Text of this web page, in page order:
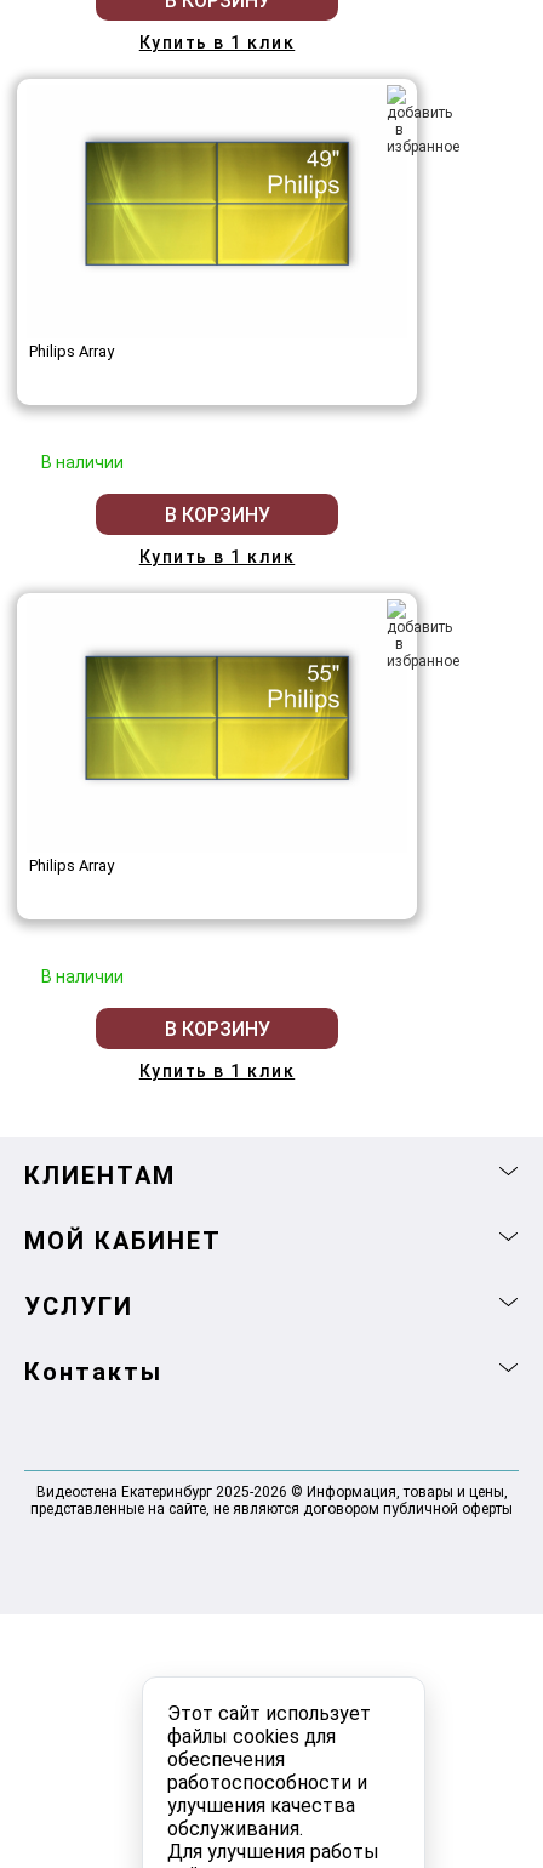
Этот сайт использует
файлы cookies для
обеспечения
работоспособности и
улучшения качества
обслуживания.
Для улучшения работы
Купить в 1 клик
Philips Array
В наличии
В КОРЗИНУ
Купить в 1 клик
Philips Array
В наличии
В КОРЗИНУ
Купить в 1 клик
КЛИЕНТАМ
МОЙ КАБИНЕТ
УСЛУГИ
Контакты
Видеостена Екатеринбург 2025-2026 © Информация, товары и цены,
представленные на сайте, не являются договором публичной оферты